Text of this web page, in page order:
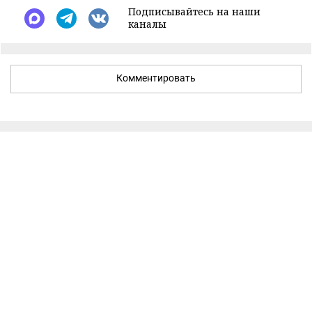
Подписывайтесь на наши
каналы
Комментировать